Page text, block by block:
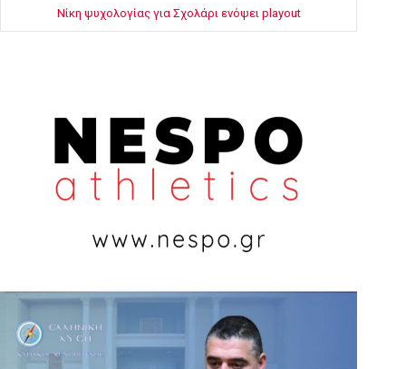
Νίκη ψυχολογίας για Σχολάρι ενόψει playout